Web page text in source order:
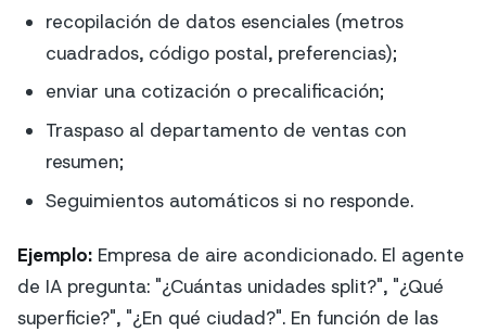
recopilación de datos esenciales (metros
cuadrados, código postal, preferencias);
enviar una cotización o precalificación;
Traspaso al departamento de ventas con
resumen;
Seguimientos automáticos si no responde.
Ejemplo: Empresa de aire acondicionado. El agente
de IA pregunta: "¿Cuántas unidades split?", "¿Qué
superficie?", "¿En qué ciudad?". En función de las